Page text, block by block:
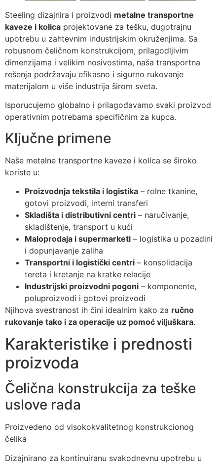
Steeling dizajnira i proizvodi metalne transportne
kaveze i kolica projektovane za tešku, dugotrajnu
upotrebu u zahtevnim industrijskim okruženjima. Sa
robusnom čeličnom konstrukcijom, prilagodljivim
dimenzijama i velikim nosivostima, naša transportna
rešenja podržavaju efikasno i sigurno rukovanje
materijalom u više industrija širom sveta.
Isporucujemo globalno i prilagođavamo svaki proizvod
operativnim potrebama specifičnim za kupca.
Ključne primene
Naše metalne transportne kaveze i kolica se široko
koriste u:
Proizvodnja tekstila i logistika – rolne tkanine,
gotovi proizvodi, interni transferi
Skladišta i distributivni centri – naručivanje,
skladištenje, transport u kući
Maloprodaja i supermarketi – logistika u pozadini
i dopunjavanje zaliha
Transportni i logistički centri – konsolidacija
tereta i kretanje na kratke relacije
Industrijski proizvodni pogoni – komponente,
poluproizvodi i gotovi proizvodi
Njihova svestranost ih čini idealnim kako za ručno
rukovanje tako i za operacije uz pomoć viljuškara.
Karakteristike i prednosti
proizvoda
Čelična konstrukcija za teške
uslove rada
Proizvedeno od visokokvalitetnog konstrukcionog
čelika
Dizajnirano za kontinuiranu svakodnevnu upotrebu u